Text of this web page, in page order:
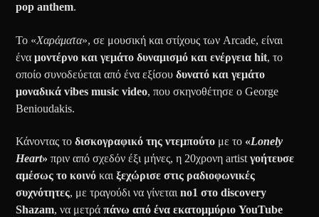
pop anthem.
Το «Χαράματα», σε μουσική και στίχους των Arcade, είναι
έναμοντέρνο και γεμάτο δυναμισμό και ενέργεια hit, το
οποίο συνοδεύεται από ένα εξίσουδυνατό και γεμάτο
μοναδικά vibes music video, που σκηνοθέτησε ο George
Benioudakis.
Κάνοντας το δισκογραφικό της ντεμπούτο με το «Lonely
Heart»πριν από σχεδόν έξι μήνες, η 20χρονη artistγοήτευσε
αμέσως το κοινό καιξεχώρισε στις ραδιοφωνικές
συχνότητες, με τραγούδι να γίνεταιno1 στο discovery
Shazam, να μετράπάνω από ένα εκατομμύριο YouTube